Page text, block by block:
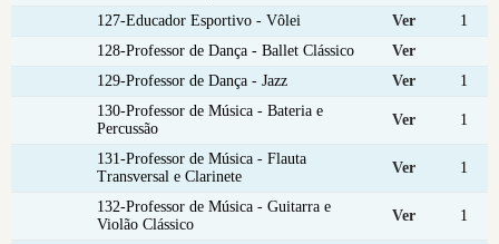
127-Educador Esportivo - Vôlei
Ver
1
128-Professor de Dança - Ballet Clássico
Ver
129-Professor de Dança - Jazz
Ver
1
130-Professor de Música - Bateria e
Percussão
Ver 1
131-Professor de Música - Flauta
Transversal e Clarinete
Ver 1
132-Professor de Música - Guitarra e
Violão Clássico
Ver 1